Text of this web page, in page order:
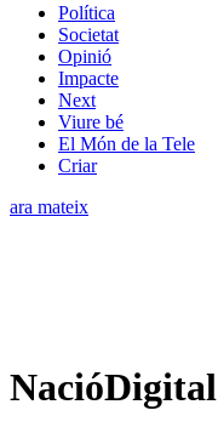
Política
Societat
Opinió
Impacte
Next
Viure bé
El Món de la Tele
Criar
ara mateix
NacióDigital